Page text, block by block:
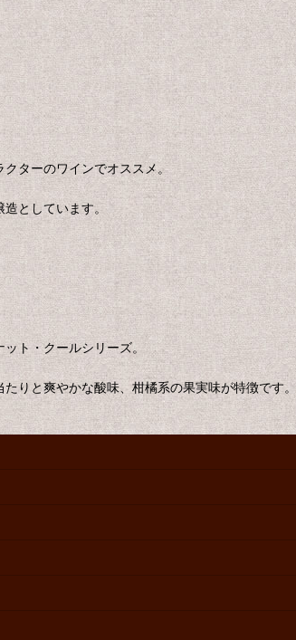
ターのワインでオススメ。
造としています。
ト・クールシリーズ。
りと爽やかな酸味、柑橘系の果実味が特徴です。